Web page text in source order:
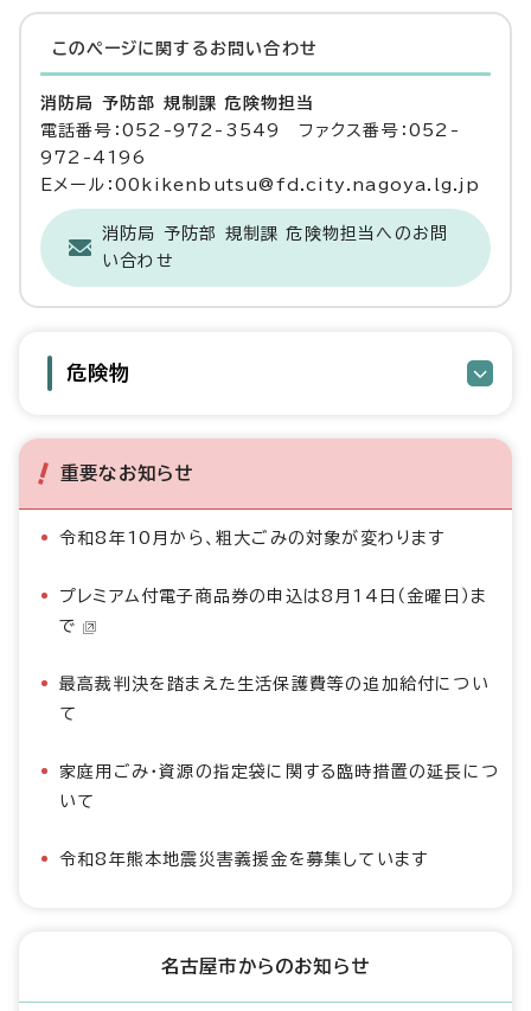
このページに関する お問い合わせ
消防局 予防部 規制課 危険物担当
電話番号：052-972-3549 ファクス番号：052-
972-4196
Eメール：00kikenbutsu@fd.city.nagoya.lg.jp
消防局 予防部 規制課 危険物担当へのお問
い合わせ
危険物
重要なお知らせ
令和8年10月から、粗大ごみの対象が変わります
プレミアム付電子商品券の申込は8月14日（金曜日）ま
で
最高裁判決を踏まえた生活保護費等の追加給付につい
て
家庭用ごみ・資源の指定袋に関する臨時措置の延長につ
いて
令和8年熊本地震災害義援金を募集しています
名古屋市からのお知らせ